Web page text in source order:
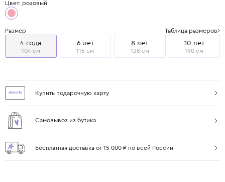
Цвет: розовый
Размер Таблица размеров
4 года
104 см
6 лет
116 см
8 лет
128 см
10 лет
140 см
Купить подарочную карту
Самовывоз из бутика
Бесплатная доставка от 15 000 ₽ по всей России